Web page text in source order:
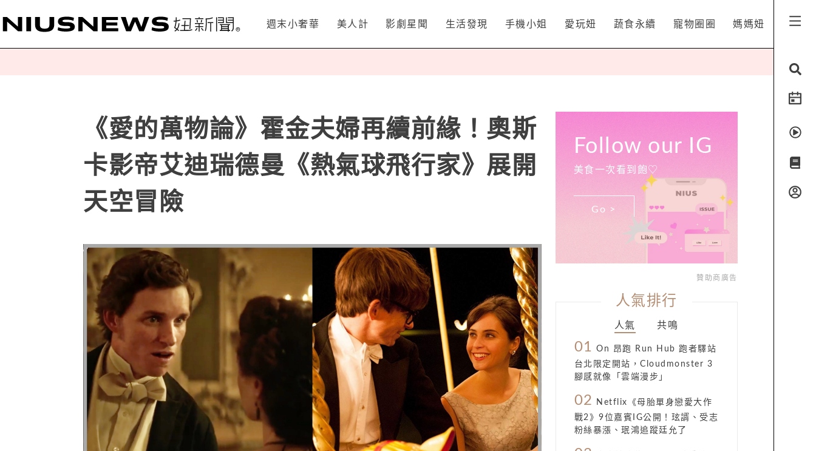
週末小奢華 美人計 影劇星聞 生活發現 手機小姐 愛玩妞 蔬食永續 寵物圈圈 媽媽妞
《愛的萬物論》霍金夫婦再續前緣！奧斯
卡影帝艾迪瑞德曼《熱氣球飛行家》展開
天空冒險
Follow our IG
美食一次看到飽♡
Go >
贊助商廣告
人氣排行
人氣 共鳴
01 On 昂跑 Run Hub 跑者驛站
台北限定開站，Cloudmonster 3
腳感就像「雲端漫步」
02
Netflix《母胎單身戀愛大作
戰2》9位嘉賓IG公開！玹諝、受志
粉絲暴漲、珉鴻追蹤廷允了